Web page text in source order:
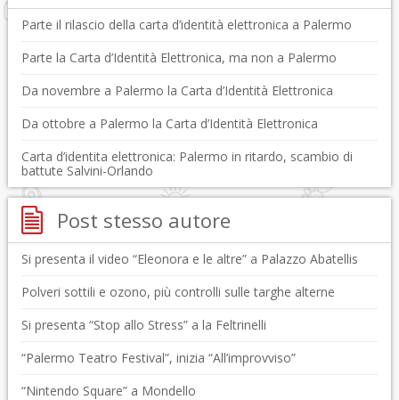
Parte il rilascio della carta d’identità elettronica a Palermo
Parte la Carta d’Identità Elettronica, ma non a Palermo
Da novembre a Palermo la Carta d’Identità Elettronica
Da ottobre a Palermo la Carta d’Identità Elettronica
Carta d’identita elettronica: Palermo in ritardo, scambio di
battute Salvini-Orlando
Post stesso autore
Si presenta il video “Eleonora e le altre” a Palazzo Abatellis
Polveri sottili e ozono, più controlli sulle targhe alterne
Si presenta “Stop allo Stress” a la Feltrinelli
“Palermo Teatro Festival”, inizia “All’improvviso”
“Nintendo Square” a Mondello